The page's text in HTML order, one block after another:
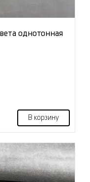
однотонная
В корзину